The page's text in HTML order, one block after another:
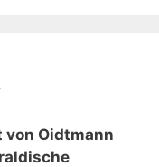
von Oidtmann